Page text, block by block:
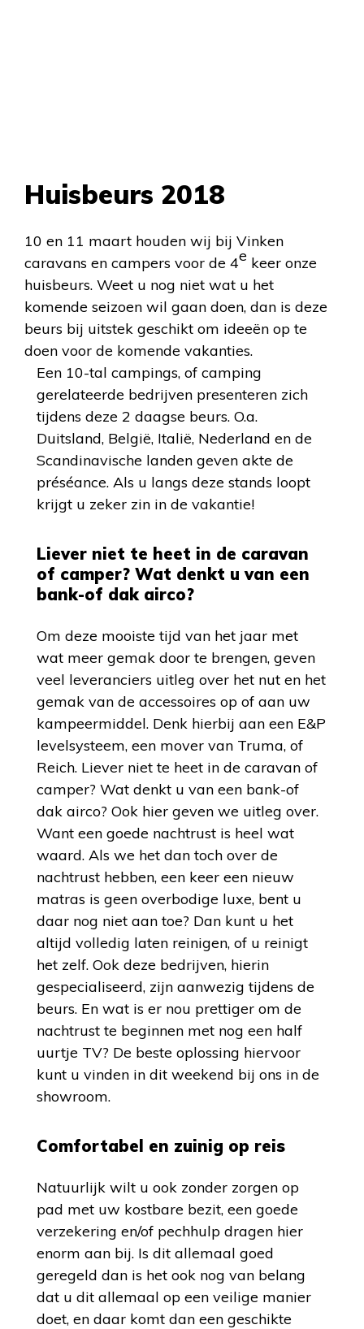
Huisbeurs 2018
10 en 11 maart houden wij bij Vinken
caravans en campers voor de 4e keer onze
huisbeurs. Weet u nog niet wat u het
komende seizoen wil gaan doen, dan is deze
beurs bij uitstek geschikt om ideeën op te
doen voor de komende vakanties.
Een 10-tal campings, of camping
gerelateerde bedrijven presenteren zich
tijdens deze 2 daagse beurs. O.a.
Duitsland, België, Italië, Nederland en de
Scandinavische landen geven akte de
préséance. Als u langs deze stands loopt
krijgt u zeker zin in de vakantie!
Liever niet te heet in de caravan
of camper? Wat denkt u van een
bank-of dak airco?
Om deze mooiste tijd van het jaar met
wat meer gemak door te brengen, geven
veel leveranciers uitleg over het nut en het
gemak van de accessoires op of aan uw
kampeermiddel. Denk hierbij aan een E&P
levelsysteem, een mover van Truma, of
Reich. Liever niet te heet in de caravan of
camper? Wat denkt u van een bank-of
dak airco? Ook hier geven we uitleg over.
Want een goede nachtrust is heel wat
waard. Als we het dan toch over de
nachtrust hebben, een keer een nieuw
matras is geen overbodige luxe, bent u
daar nog niet aan toe? Dan kunt u het
altijd volledig laten reinigen, of u reinigt
het zelf. Ook deze bedrijven, hierin
gespecialiseerd, zijn aanwezig tijdens de
beurs. En wat is er nou prettiger om de
nachtrust te beginnen met nog een half
uurtje TV? De beste oplossing hiervoor
kunt u vinden in dit weekend bij ons in de
showroom.
Comfortabel en zuinig op reis
Natuurlijk wilt u ook zonder zorgen op
pad met uw kostbare bezit, een goede
verzekering en/of pechhulp dragen hier
enorm aan bij. Is dit allemaal goed
geregeld dan is het ook nog van belang
dat u dit allemaal op een veilige manier
doet, en daar komt dan een geschikte